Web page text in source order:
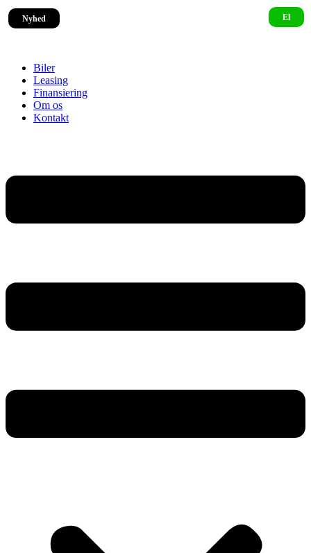
Biler
Leasing
Finansiering
Om os
Kontakt
Nyhed